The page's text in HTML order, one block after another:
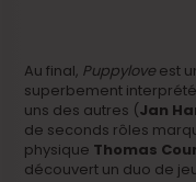
Au final, Puppylove est
superbement
uns des autres (Jan
de seconds rôles
physique Thomas
découvert un duo de